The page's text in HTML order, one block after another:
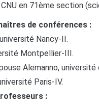
en 71ème section
de conférences :
Nancy-II.
Montpellier-III.
Alemanno, université
Paris-IV.
: